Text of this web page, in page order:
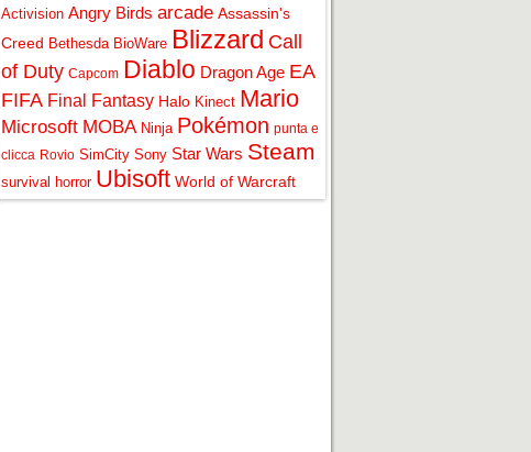
Activision Angry Birds arcade Assassin's
Creed Bethesda BioWare Blizzard Call
of Duty Capcom Diablo Dragon Age EA
FIFA Final Fantasy Halo Kinect Mario
Microsoft MOBA Ninja Pokémon punta e
clicca Rovio SimCity Sony Star Wars Steam
survival horror Ubisoft World of Warcraft